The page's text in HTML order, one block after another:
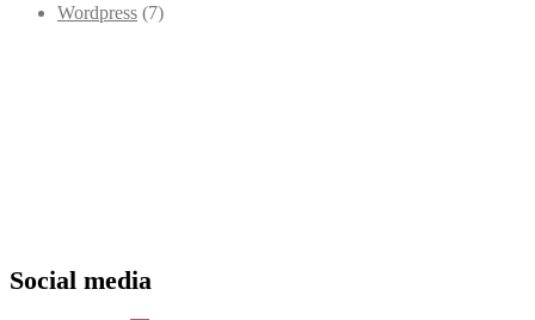
Wordpress (7)
Social media